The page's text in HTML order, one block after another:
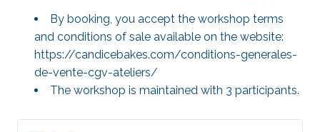
By booking, you accept the workshop terms
and conditions of sale available on the website:
https://candicebakes.com/conditions-generales-
de-vente-cgv-ateliers/
The workshop is maintained with 3 participants.